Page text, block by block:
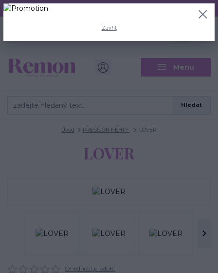
Aktuální doba odeslání je 3 - 5 pracovních dní.
Menu
CZK
Hledat
Úvod PRESS ON NEHTY LOVER
LOVER
Ohodnotit produkt
Zavřít